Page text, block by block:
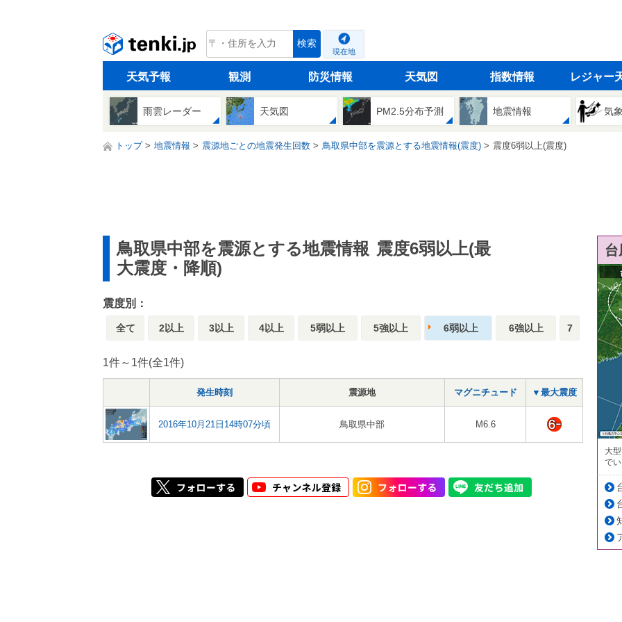
tenki.jp 検索
現在地
天気予報 観測 防災情報 天気図 指数情報 レジャー
雨雲レーダー 天気図 PM2.5分布予測 地震情報 気
トップ 地震情報 震源地ごとの地震発生回数 鳥取県中部を震源とする地震情報(震度) 震度6弱以上(震度)
鳥取県中部を震源とする地震情報 震度6弱以上(最
大震度・降順)
震度別：
全て 2以上 3以上 4以上 5弱以上 5強以上 6弱以上 6強以上 7
1件～1件(全1件)
発生時刻 震源地 マグニチュード ▼最大震度
2016年10月21日14時07分頃 鳥取県中部 M6.6
大
で